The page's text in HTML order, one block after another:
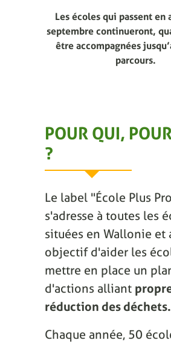
Les écoles qui passent en
septembre continueront,
être accompagnées
parcours.
POUR QUI,
?
Le label "École Plus
s'adresse à toutes les
situées en Wallonie et
objectif d'aider les
mettre en place un
d'actions alliant
réduction des déchets.
Chaque année, 50